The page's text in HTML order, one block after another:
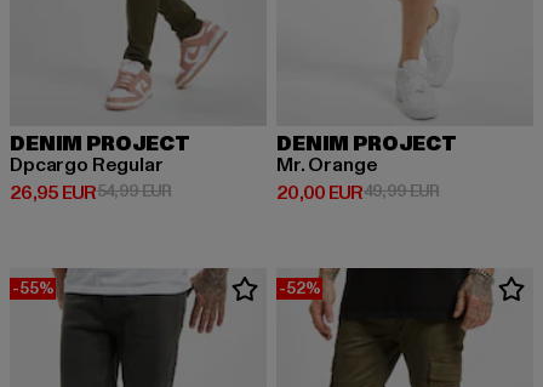
DENIM PROJECT
Dpcargo Regular
26,95 EUR
Derzeitiger Preis: 26,95 EUR
54,99 EURAktionspreis: 54,99 EUR
DENIM PROJECT
Mr. Orange
20,00 EUR
Derzeitiger Preis: 20,00 EUR
49,99 EURAktionspreis:
-55% -52%